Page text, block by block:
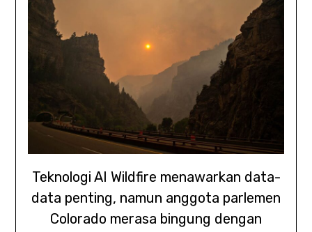
Teknologi AI Wildfire menawarkan data-
data penting, namun anggota parlemen
Colorado merasa bingung dengan